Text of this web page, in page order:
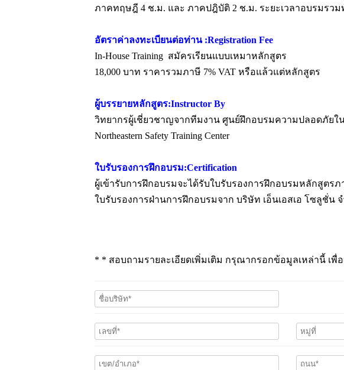
ภาคทฤษฎี 4 ช.ม. และ ภาคปฎิบัติ 2 ช.ม. ระยะเวลาอบรมรวม
อัตราค่าลงทะเบียนต่อท่าน :Registration Fee
In-House Training สมัครเรียนแบบเหมาหลักสูตร
18,000 บาท ราคารวมภาษี 7% VAT หรือแล้วแต่หลักสูตร
ผู้บรรยายหลักสูตร:Instructor By
วิทยากรผู้เชี่ยวชาญจากทีมงาน ศูนย์ฝึกอบรมความปลอดภัยใ
Northeastern Safety Training Center
ใบรับรองการฝึกอบรม:Certification
ผู้เข้ารับการฝึกอบรมจะได้รับใบรับรองการฝึกอบรมหลักสูตรภ
ใบรับรองการฝ่านการฝึกอบรมจาก บริษัท เอ็นเอสเอ โซลูชั่น
* * สอบถามรายละเอียดเพิ่มเติม กรุณากรอกข้อมูลเหล่านี้ เ